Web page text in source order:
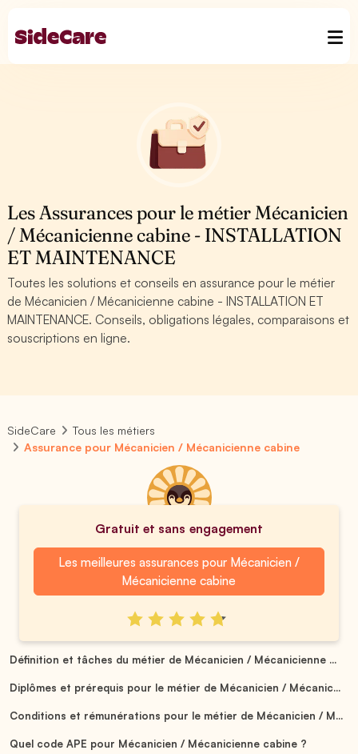
Les Assurances pour le métier Mécanicien
/ Mécanicienne cabine - INSTALLATION
ET MAINTENANCE
Toutes les solutions et conseils en assurance pour le métier
de Mécanicien / Mécanicienne cabine - INSTALLATION ET
MAINTENANCE. Conseils, obligations légales, comparaisons et
souscriptions en ligne.
SideCare
Tous les métiers
Assurance pour Mécanicien / Mécanicienne cabine
Gratuit et sans engagement
Les meilleures assurances pour Mécanicien /
Mécanicienne cabine
Définition et tâches du métier de Mécanicien / Mécanicienne ...
Diplômes et prérequis pour le métier de Mécanicien / Mécanic...
Conditions et rémunérations pour le métier de Mécanicien / M...
Quel code APE pour Mécanicien / Mécanicienne cabine ?